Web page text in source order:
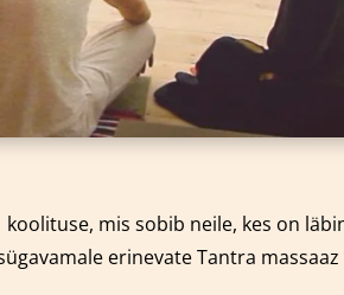
koolituse, mis sobib neile, kes on
erinevate Tantra massaaz